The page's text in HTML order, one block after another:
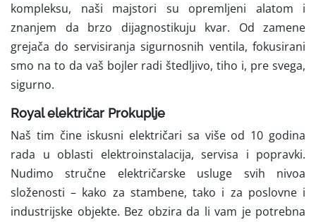
kompleksu, naši majstori su opremljeni alatom i
znanjem da brzo dijagnostikuju kvar. Od zamene
grejača do servisiranja sigurnosnih ventila, fokusirani
smo na to da vaš bojler radi štedljivo, tiho i, pre svega,
sigurno.
Royal električar Prokuplje
Naš tim čine iskusni električari sa više od 10 godina
rada u oblasti elektroinstalacija, servisa i popravki.
Nudimo stručne električarske usluge svih nivoa
složenosti – kako za stambene, tako i za poslovne i
industrijske objekte. Bez obzira da li vam je potrebna